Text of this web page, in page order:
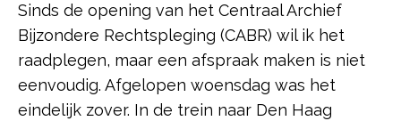
Sinds de opening van het Centraal Archief
Bijzondere Rechtspleging (CABR) wil ik het
raadplegen, maar een afspraak maken is niet
eenvoudig. Afgelopen woensdag was het
eindelijk zover. In de trein naar Den Haag